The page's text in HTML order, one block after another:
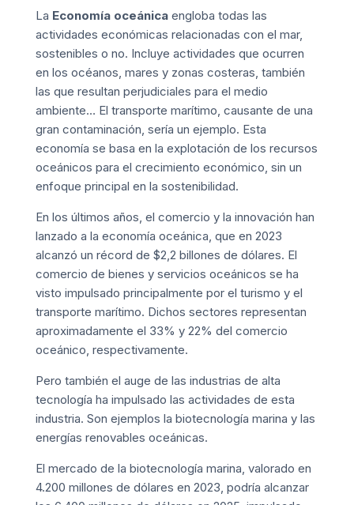
La Economía oceánicaengloba todas las
actividades económicas relacionadas con el mar,
sostenibles o no. Incluye actividades que ocurren
en los océanos, mares y zonas costeras, también
las que resultan perjudiciales para el medio
ambiente… El transporte marítimo, causante de una
gran contaminación, sería un ejemplo. Esta
economía se basa en la explotación de los recursos
oceánicos para el crecimiento económico, sin un
enfoque principal en la sostenibilidad.
En los últimos años, el comercio y la innovación han
lanzado a la economía oceánica, que en 2023
alcanzó un récord de $2,2 billones de dólares. El
comercio de bienes y servicios oceánicos se ha
visto impulsado principalmente por el turismo y el
transporte marítimo. Dichos sectores representan
aproximadamente el 33% y 22% del comercio
oceánico, respectivamente.
Pero también el auge de las industrias de alta
tecnología ha impulsado las actividades de esta
industria. Son ejemplos la biotecnología marina y las
energías renovables oceánicas.
El mercado de la biotecnología marina, valorado en
4.200 millones de dólares en 2023, podría alcanzar